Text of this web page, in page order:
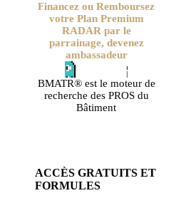
Financez ou Remboursez
votre Plan Premium
RADAR par le
parrainage, devenez
ambassadeur
BMATR® est le moteur de
recherche des PROS du
Bâtiment
ACCÈS GRATUITS ET
FORMULES